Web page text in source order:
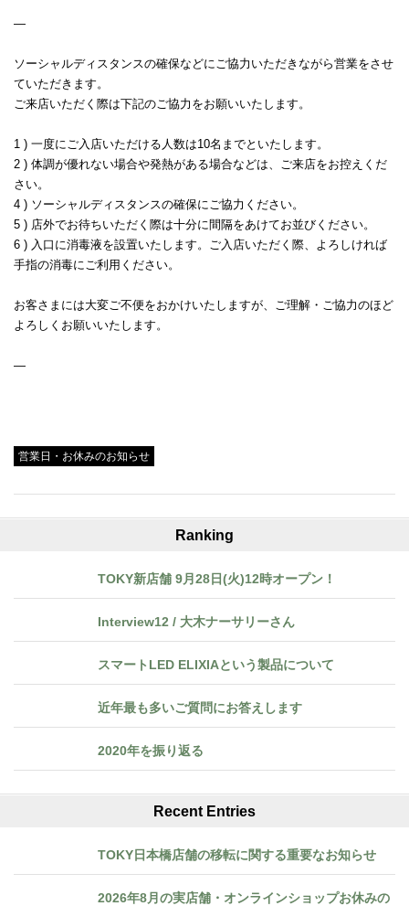
—
ソーシャルディスタンスの確保などにご協力いただきながら営業をさせ
ていただきます。
ご来店いただく際は下記のご協力をお願いいたします。
1 ) 一度にご入店いただける人数は10名までといたします。
2 ) 体調が優れない場合や発熱がある場合などは、ご来店をお控えくだ
さい。
4 ) ソーシャルディスタンスの確保にご協力ください。
5 ) 店外でお待ちいただく際は十分に間隔をあけてお並びください。
6 ) 入口に消毒液を設置いたします。ご入店いただく際、よろしければ
手指の消毒にご利用ください。
お客さまには大変ご不便をおかけいたしますが、ご理解・ご協力のほど
よろしくお願いいたします。
—
営業日・お休みのお知らせ
Ranking
TOKY新店舗 9月28日(火)12時オープン！
Interview12 / 大木ナーサリーさん
スマートLED ELIXIAという製品について
近年最も多いご質問にお答えします
2020年を振り返る
Recent Entries
TOKY日本橋店舗の移転に関する重要なお知らせ
2026年8月の実店舗・オンラインショップお休みの